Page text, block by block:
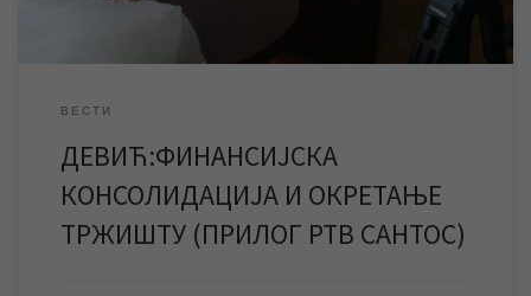
ВЕСТИ
ДЕВИЋ:ФИНАНСИЈСКА
КОНСОЛИДАЦИЈА И ОКРЕТАЊЕ
ТРЖИШТУ (ПРИЛОГ РТВ САНТОС)